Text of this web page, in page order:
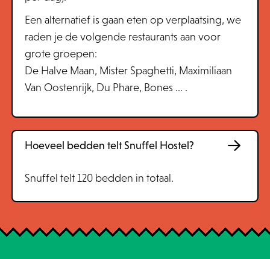
Een alternatief is gaan eten op verplaatsing, we
raden je de volgende restaurants aan voor
grote groepen:
De Halve Maan, Mister Spaghetti, Maximiliaan
Van Oostenrijk, Du Phare, Bones ... .
Hoeveel bedden telt Snuffel Hostel?
Snuffel telt 120 bedden in totaal.